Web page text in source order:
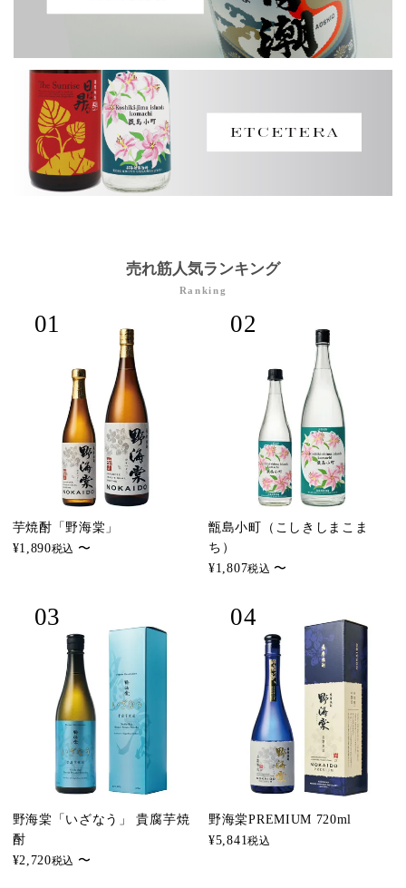
売れ筋人気ランキング
Ranking
芋焼酎「野海棠」
¥1,890税込 〜
甑島小町（こしきしまこま
ち）
¥1,807税込 〜
野海棠「いざなう」 貴腐芋焼
酎
¥2,720税込 〜
野海棠PREMIUM 720ml
¥5,841税込